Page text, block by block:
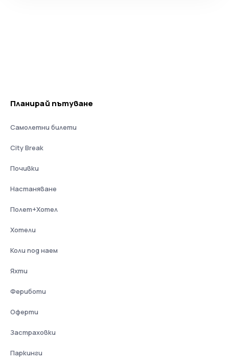
Планирай пътуване
Самолетни билети
City Break
Почивки
Настаняване
Полет+Хотел
Хотели
Коли под наем
Яхти
Фериботи
Оферти
Застраховки
Паркинги